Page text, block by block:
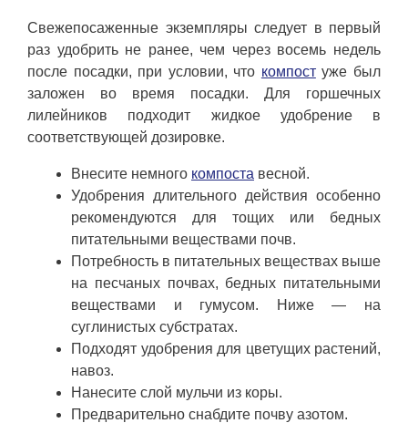
Свежепосаженные экземпляры следует в первый
раз удобрить не ранее, чем через восемь недель
после посадки, при условии, что компостуже был
заложен во время посадки. Для горшечных
лилейников подходит жидкое удобрение в
соответствующей дозировке.
Внесите немного компоста весной.
Удобрения длительного действия особенно
рекомендуются для тощих или бедных
питательными веществами почв.
Потребность в питательных веществах выше
на песчаных почвах, бедных питательными
веществами и гумусом. Ниже — на
суглинистых субстратах.
Подходят удобрения для цветущих растений,
навоз.
Нанесите слой мульчи из коры.
Предварительно снабдите почву азотом.